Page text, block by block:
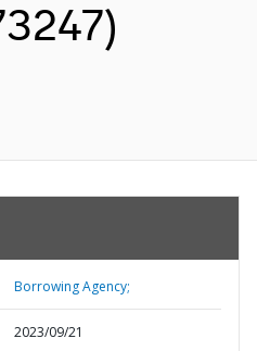
Borrowing Agency;
2023/09/21